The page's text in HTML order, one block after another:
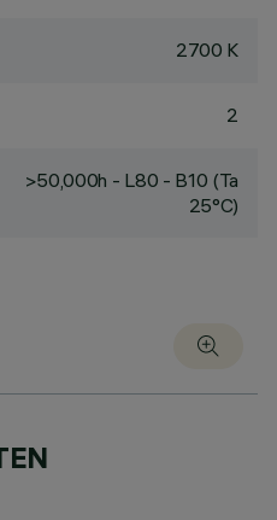
2700 K
2
>50,000h - L80 - B10 (Ta
25°C)